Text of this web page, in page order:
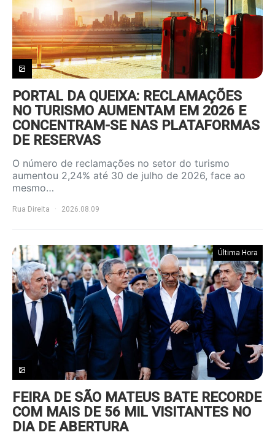
PORTAL DA QUEIXA: RECLAMAÇÕES
NO TURISMO AUMENTAM EM 2026 E
CONCENTRAM-SE NAS PLATAFORMAS
DE RESERVAS
O número de reclamações no setor do turismo
aumentou 2,24% até 30 de julho de 2026, face ao
mesmo…
Rua Direita 2026.08.09
Última Hora
FEIRA DE SÃO MATEUS BATE RECORDE
COM MAIS DE 56 MIL VISITANTES NO
DIA DE ABERTURA